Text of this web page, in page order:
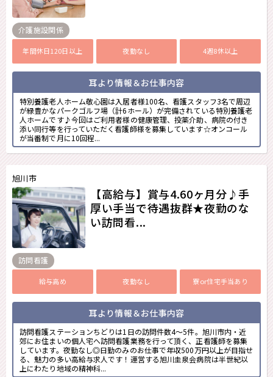
介護施設関係
年間休日120日以上 夜勤なし 4週8休以上
耳より情報＆お仕事内容
特別養護老人ホーム敬心園は入居者様100名、看護スタッフ3名で周辺
が緑豊かなパークゴルフ場（計6ホール）が完備されている特別養護老
人ホームです♪今回はご利用者様の健康管理、投薬介助、病院の付き
添い同行等を行っていただく看護師様を募集しています☆オンコール
が当番制で月に10回程...
旭川市
【高給与】賞与4.60ヶ月分♪手
厚い手当で待遇抜群★夜勤のな
い訪問看...
訪問看護
給与高め 夜勤なし 寮or住宅手当あり
耳より情報＆お仕事内容
訪問看護ステーションちどりは1日の訪問件数4～5件。旭川市内・近
郊にお住まいの個人宅へ訪問看護業務を行って頂く、正看護師を募集
しています。夜勤なし◎日勤のみのお仕事で年収500万円以上が目指せ
る、魅力の多い高給与求人です！運営する旭川圭泉会病院は半世紀以
上にわたり地域の精神科...